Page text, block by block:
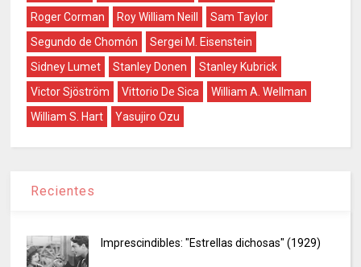
Roger Corman
Roy William Neill
Sam Taylor
Segundo de Chomón
Sergei M. Eisenstein
Sidney Lumet
Stanley Donen
Stanley Kubrick
Victor Sjöström
Vittorio De Sica
William A. Wellman
William S. Hart
Yasujiro Ozu
Recientes
Imprescindibles: "Estrellas dichosas" (1929)